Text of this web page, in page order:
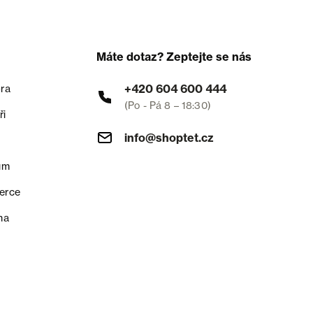
Máte dotaz? Zeptejte se nás
+420 604 600 444
(Po - Pá 8 – 18:30)
info@shoptet.cz